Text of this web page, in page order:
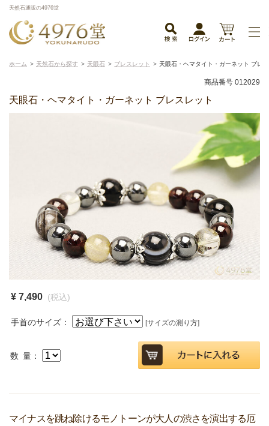
天然石通販の4976堂
ホーム 天然石から探す 天眼石 ブレスレット 天眼石・ヘマタイト・ガーネット ブレ
商品番号 012029
天眼石・ヘマタイト・ガーネット ブレスレット
¥ 7,490 (税込)
手首のサイズ： [サイズの測り方]
数 量：
マイナスを跳ね除けるモノトーンが大人の渋さを演出する厄